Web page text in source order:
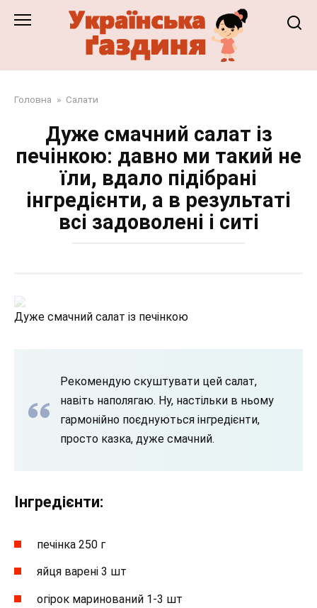
Головна » Салати
Дуже смачний салат із
печінкою: давно ми такий не
їли, вдало підібрані
інгредієнти, а в результаті
всі задоволені і ситі
Дуже смачний салат із печінкою
Рекомендую скуштувати цей салат,
навіть наполягаю. Ну, настільки в ньому
гармонійно поєднуються інгредієнти,
просто казка, дуже смачний.
Інгредієнти:
печінка 250 г
яйця варені 3 шт
огірок маринований 1-3 шт